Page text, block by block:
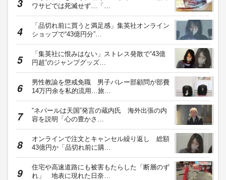
ワサビでは死滅せず…「…
「品切れ前に買うと満足感」集英社オンライン
ショップで“43億円分”…
「集英社に恨みはない」ストレス発散で“43億
円超”のジャンプグッズ…
男性教諭を懲戒免職 男子バレー部顧問が部費
14万円余を私的流用…旅…
“ネパールは天国”発言の蔵内氏 海外出張の内
容を説明「心の豊かさ…
オンラインで注文とキャンセル繰り返し 総額
43億円か「品切れ前に購…
住宅や高速道路にも被害もたらした「断層のず
れ」 地表に現れた日奈…